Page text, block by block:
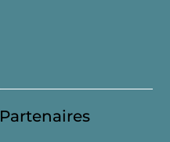
Partenaires